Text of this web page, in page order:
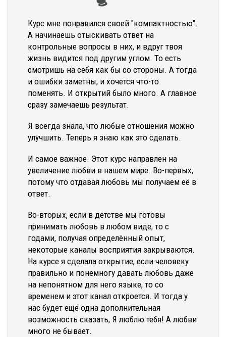
Курс мне понравился своей "компактностью".
А начинаешь отыскивать ответ на
контрольные вопросы в них, и вдруг твоя
жизнь видится под другим углом. То есть
смотришь на себя как бы со стороны. А тогда
и ошибки заметны, и хочется что-то
поменять. И открытий было много. А главное
сразу замечаешь результат.
Я всегда знала, что любые отношения можно
улучшить. Теперь я знаю как это сделать.
И самое важное. Этот курс направлен на
увеличение любви в нашем мире. Во-первых,
потому что отдавая любовь мы получаем её в
ответ.
Во-вторых, если в детстве мы готовы
принимать любовь в любом виде, то с
годами, получая определённый опыт,
некоторые каналы восприятия закрываются.
На курсе я сделала открытие, если человеку
правильно и понемногу давать любовь даже
на непонятном для него языке, то со
временем и этот канал откроется. И тогда у
нас будет ещё одна дополнительная
возможность сказать, Я люблю тебя! А любви
много не бывает.